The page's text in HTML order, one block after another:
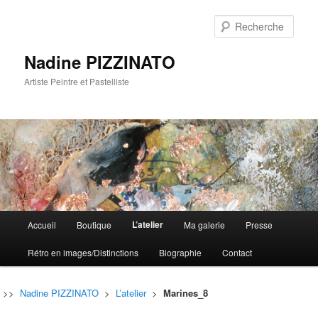
Nadine PIZZINATO
Artiste Peintre et Pastelliste
principal
Aller
au
contenu
Aller
au
contenu
Accueil Boutique L’atelier Ma galerie Presse
Rétro en images/Distinctions Biographie Contact
>> Nadine PIZZINATO > L’atelier> Marines_8